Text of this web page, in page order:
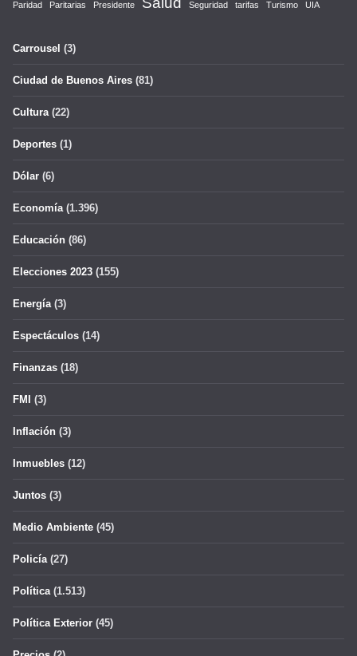
Paridad Paritarias Presidente Seguridad tarifas Turismo UIA
Carrousel (3)
Ciudad de Buenos Aires (81)
Cultura(22)
Deportes (1)
Dólar (6)
Economía(1.396)
Educación (86)
Elecciones 2023 (155)
Energía(3)
Espectáculos (14)
Finanzas (18)
FMI (3)
Inflación (3)
Inmuebles (12)
Juntos (3)
Medio Ambiente (45)
Policía(27)
Política(1.513)
Política Exterior (45)